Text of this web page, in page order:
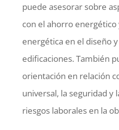
puede asesorar sobre
con el ahorro energético
energética en el diseño
edificaciones. También
orientación en relación
universal, la seguridad y
riesgos laborales en la